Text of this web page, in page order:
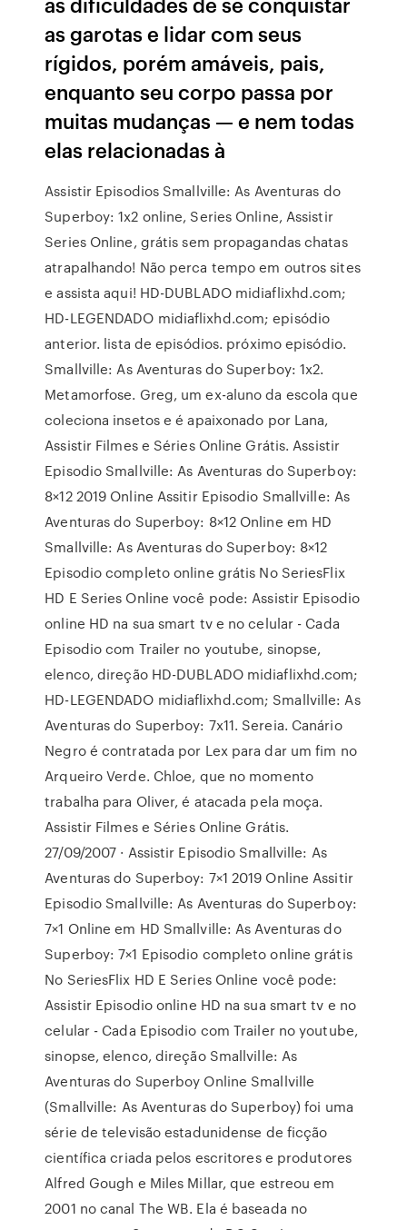
as garotas e lidar com seus
rígidos, porém amáveis, pais,
enquanto seu corpo passa por
muitas mudanças — e nem todas
elas relacionadas à
Assistir Episodios Smallville: As Aventuras do
Superboy: 1x2 online, Series Online, Assistir
Series Online, grátis sem propagandas chatas
atrapalhando! Não perca tempo em outros sites
e assista aqui! HD-DUBLADO midiaflixhd.com;
HD-LEGENDADO midiaflixhd.com; episódio
anterior. lista de episódios. próximo episódio.
Smallville: As Aventuras do Superboy: 1x2.
Metamorfose. Greg, um ex-aluno da escola que
coleciona insetos e é apaixonado por Lana,
Assistir Filmes e Séries Online Grátis. Assistir
Episodio Smallville: As Aventuras do Superboy:
8×12 2019 Online Assitir Episodio Smallville: As
Aventuras do Superboy: 8×12 Online em HD
Smallville: As Aventuras do Superboy: 8×12
Episodio completo online grátis No SeriesFlix
HD E Series Online você pode: Assistir Episodio
online HD na sua smart tv e no celular - Cada
Episodio com Trailer no youtube, sinopse,
elenco, direção HD-DUBLADO midiaflixhd.com;
HD-LEGENDADO midiaflixhd.com; Smallville: As
Aventuras do Superboy: 7x11. Sereia. Canário
Negro é contratada por Lex para dar um fim no
Arqueiro Verde. Chloe, que no momento
trabalha para Oliver, é atacada pela moça.
Assistir Filmes e Séries Online Grátis.
27/09/2007 · Assistir Episodio Smallville: As
Aventuras do Superboy: 7×1 2019 Online Assitir
Episodio Smallville: As Aventuras do Superboy:
7×1 Online em HD Smallville: As Aventuras do
Superboy: 7×1 Episodio completo online grátis
No SeriesFlix HD E Series Online você pode:
Assistir Episodio online HD na sua smart tv e no
celular - Cada Episodio com Trailer no youtube,
sinopse, elenco, direção Smallville: As
Aventuras do Superboy Online Smallville
(Smallville: As Aventuras do Superboy) foi uma
série de televisão estadunidense de ficção
científica criada pelos escritores e produtores
Alfred Gough e Miles Millar, que estreou em
2001 no canal The WB. Ela é baseada no